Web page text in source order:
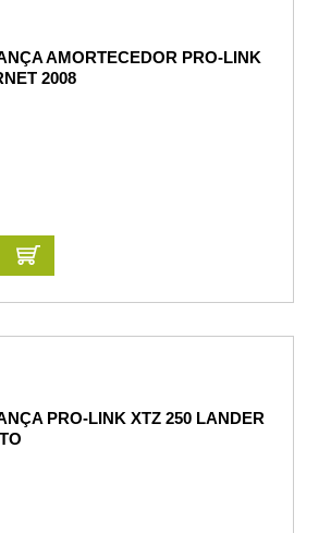
AMORTECEDOR PRO-LINK
2008
PRO-LINK XTZ 250 LANDER